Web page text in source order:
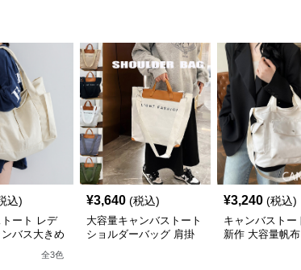
込)
ート レデ
バス大きめ
全3色
¥3,640 (税込)
大容量キャンバストート
ショルダーバッグ 肩掛
¥3,240 (税込)
キャンバストー
新作 大容量帆